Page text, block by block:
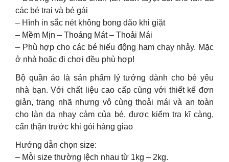
các bé trai và bé gái
– Hình in sắc nét không bong dão khi giặt
– Mềm Mịn – Thoáng Mát – Thoải Mái
– Phù hợp cho các bé hiếu động ham chạy nhảy. Mặc
ở nhà hoặc đi chơi đều phù hợp!
Bộ quần áo là sản phẩm lý tưởng dành cho bé yêu
nhà bạn. Với chất liệu cao cấp cùng với thiết kế đơn
giản, trang nhã nhưng vô cùng thoải mái và an toàn
cho làn da nhạy cảm của bé, được kiểm tra kĩ càng,
cẩn thận trước khi gói hàng giao
Hướng dẫn chọn size:
– Mỗi size thường lệch nhau từ 1kg – 2kg.